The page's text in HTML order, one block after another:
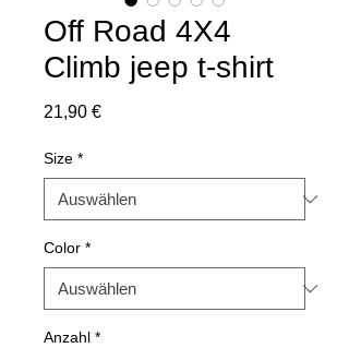
Off Road 4X4
Climb jeep t-shirt
21,90 €Preis
Size *
Color *
Anzahl *